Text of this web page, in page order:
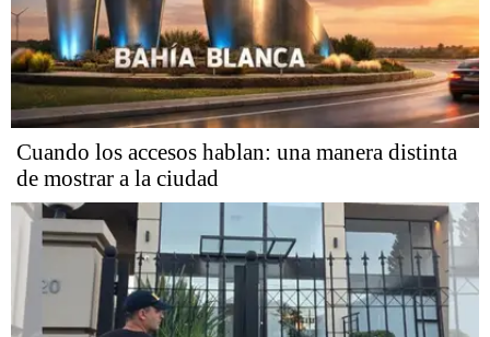
Cuando los accesos hablan: una manera distinta
de mostrar a la ciudad